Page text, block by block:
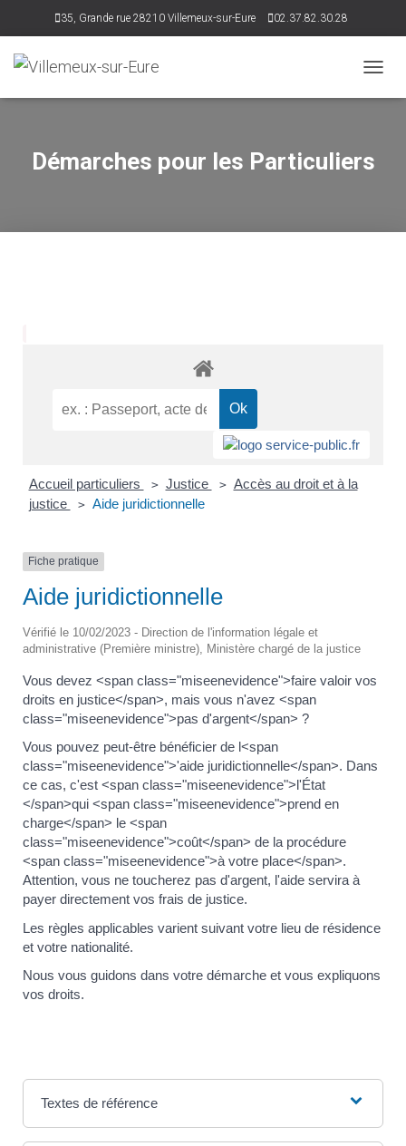
35, Grande rue 28210 Villemeux-sur-Eure 02.37.82.30.28
É
E
N
Démarches pour les Particuliers
Accueil particuliers > Justice > Accès au droit et à la
justice
> Aide juridictionnelle
Fiche pratique
Aide juridictionnelle
Vérifié le 10/02/2023 - Direction de l'information légale et
administrative (Première ministre), Ministère chargé de la justice
Vous devez <span class="miseenevidence">faire valoir vos
droits en justice</span>, mais vous n'avez <span
class="miseenevidence">pas d'argent</span> ?
Vous pouvez peut-être bénéficier de l<span
class="miseenevidence">'aide juridictionnelle</span>. Dans
ce cas, c'est <span class="miseenevidence">l'État
</span>qui <span class="miseenevidence">prend en
charge</span> le <span
class="miseenevidence">coût</span> de la procédure
<span class="miseenevidence">à votre place</span>.
Attention, vous ne toucherez pas d'argent, l'aide servira à
payer directement vos frais de justice.
Les règles applicables varient suivant votre lieu de résidence
et votre nationalité.
Nous vous guidons dans votre démarche et vous expliquons
vos droits.
Textes de référence